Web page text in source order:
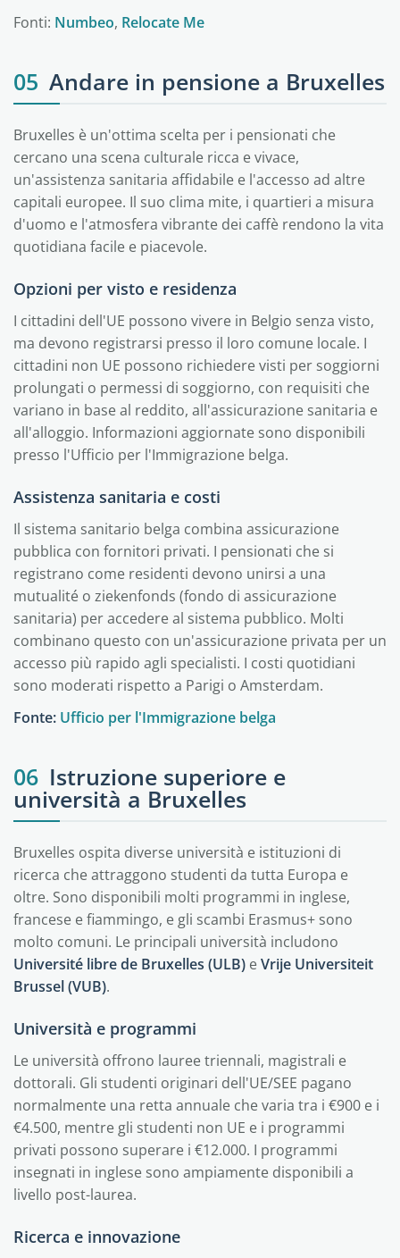
Fonti: Numbeo, Relocate Me
05 Andare in pensione a Bruxelles
Bruxelles è un'ottima scelta per i pensionati che
cercano una scena culturale ricca e vivace,
un'assistenza sanitaria affidabile e l'accesso ad altre
capitali europee. Il suo clima mite, i quartieri a misura
d'uomo e l'atmosfera vibrante dei caffè rendono la vita
quotidiana facile e piacevole.
Opzioni per visto e residenza
I cittadini dell'UE possono vivere in Belgio senza visto,
ma devono registrarsi presso il loro comune locale. I
cittadini non UE possono richiedere visti per soggiorni
prolungati o permessi di soggiorno, con requisiti che
variano in base al reddito, all'assicurazione sanitaria e
all'alloggio. Informazioni aggiornate sono disponibili
presso l'Ufficio per l'Immigrazione belga.
Assistenza sanitaria e costi
Il sistema sanitario belga combina assicurazione
pubblica con fornitori privati. I pensionati che si
registrano come residenti devono unirsi a una
mutualité o ziekenfonds (fondo di assicurazione
sanitaria) per accedere al sistema pubblico. Molti
combinano questo con un'assicurazione privata per un
accesso più rapido agli specialisti. I costi quotidiani
sono moderati rispetto a Parigi o Amsterdam.
Fonte: Ufficio per l'Immigrazione belga
06 Istruzione superiore e
università a Bruxelles
Bruxelles ospita diverse università e istituzioni di
ricerca che attraggono studenti da tutta Europa e
oltre. Sono disponibili molti programmi in inglese,
francese e fiammingo, e gli scambi Erasmus+ sono
molto comuni. Le principali università includono
Université libre de Bruxelles (ULB) eVrije Universiteit
Brussel (VUB).
Università e programmi
Le università offrono lauree triennali, magistrali e
dottorali. Gli studenti originari dell'UE/SEE pagano
normalmente una retta annuale che varia tra i €900 e i
€4.500, mentre gli studenti non UE e i programmi
privati possono superare i €12.000. I programmi
insegnati in inglese sono ampiamente disponibili a
livello post-laurea.
Ricerca e innovazione